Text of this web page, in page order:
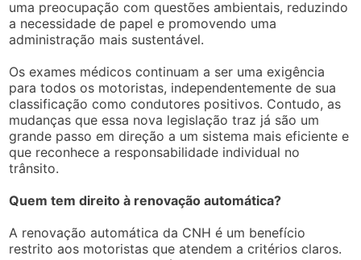
uma preocupação com questões ambientais, reduzindo
a necessidade de papel e promovendo uma
administração mais sustentável.
Os exames médicos continuam a ser uma exigência
para todos os motoristas, independentemente de sua
classificação como condutores positivos. Contudo, as
mudanças que essa nova legislação traz já são um
grande passo em direção a um sistema mais eficiente e
que reconhece a responsabilidade individual no
trânsito.
Quem tem direito à renovação automática?
A renovação automática da CNH é um benefício
restrito aos motoristas que atendem a critérios claros.